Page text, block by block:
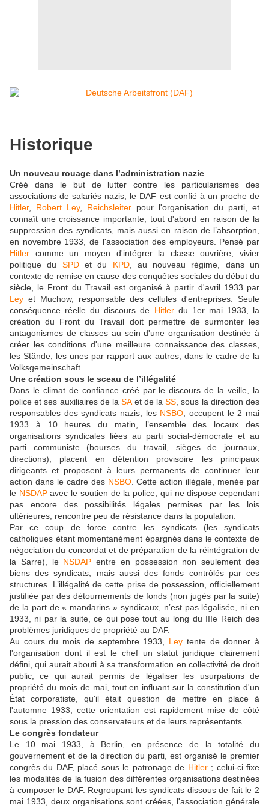
Historique
Un nouveau rouage dans l’administration nazie
Créé dans le but de lutter contre les particularismes des
associations de salariés nazis, le DAF est confié à un proche de
Hitler, Robert Ley, Reichsleiter pour l'organisation du parti, et
connaît une croissance importante, tout d'abord en raison de la
suppression des syndicats, mais aussi en raison de l’absorption,
en novembre 1933, de l'association des employeurs. Pensé par
Hitler comme un moyen d'intégrer la classe ouvrière, vivier
politique du SPDet du KPD, au nouveau régime, dans un
contexte de remise en cause des conquêtes sociales du début du
siècle, le Front du Travail est organisé à partir d'avril 1933 par
Ley et Muchow, responsable des cellules d'entreprises. Seule
conséquence réelle du discours de Hitlerdu 1er mai 1933, la
création du Front du Travail doit permettre de surmonter les
antagonismes de classes au sein d'une organisation destinée à
créer les conditions d'une meilleure connaissance des classes,
les Stände, les unes par rapport aux autres, dans le cadre de la
Volksgemeinschaft.
Une création sous le sceau de l’illégalité
Dans le climat de confiance créé par le discours de la veille, la
police et ses auxiliaires de laSAet de laSS , sous la direction des
responsables des syndicats nazis, les NSBO , occupent le 2 mai
1933 à 10 heures du matin, l’ensemble des locaux des
organisations syndicales liées au parti social-démocrate et au
parti communiste (bourses du travail, sièges de journaux,
directions), placent en détention provisoire les principaux
dirigeants et proposent à leurs permanents de continuer leur
action dans le cadre des NSBO. Cette action illégale, menée par
le NSDAPavec le soutien de la police, qui ne dispose cependant
pas encore des possibilités légales permises par les lois
ultérieures, rencontre peu de résistance dans la population.
Par ce coup de force contre les syndicats (les syndicats
catholiques étant momentanément épargnés dans le contexte de
négociation du concordat et de préparation de la réintégration de
la Sarre), le NSDAP entre en possession non seulement des
biens des syndicats, mais aussi des fonds contrôlés par ces
structures. L’illégalité de cette prise de possession, officiellement
justifiée par des détournements de fonds (non jugés par la suite)
de la part de « mandarins » syndicaux, n’est pas légalisée, ni en
1933, ni par la suite, ce qui pose tout au long du IIIe Reich des
problèmes juridiques de propriété au DAF.
Au cours du mois de septembre 1933, Ley tente de donner à
l'organisation dont il est le chef un statut juridique clairement
défini, qui aurait abouti à sa transformation en collectivité de droit
public, ce qui aurait permis de légaliser les usurpations de
propriété du mois de mai, tout en influant sur la constitution d'un
État corporatiste, qu'il était question de mettre en place à
l'automne 1933; cette orientation est rapidement mise de côté
sous la pression des conservateurs et de leurs représentants.
Le congrès fondateur
Le 10 mai 1933, à Berlin, en présence de la totalité du
gouvernement et de la direction du parti, est organisé le premier
congrès du DAF, placé sous le patronage de Hitler; celui-ci fixe
les modalités de la fusion des différentes organisations destinées
à composer le DAF. Regroupant les syndicats dissous de fait le 2
mai 1933, deux organisations sont créées, l'association générale